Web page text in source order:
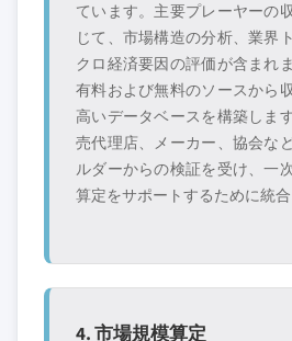
ています。主要プレーヤーの
じて、市場構造の分析、業界
クロ経済要因の評価が含まれ
有料および無料のソースから
高いデータベースを構築しま
売代理店、メーカー、協会な
ルダーからの検証を受け、一
算定をサポートするために統合
4. 市場規模算定